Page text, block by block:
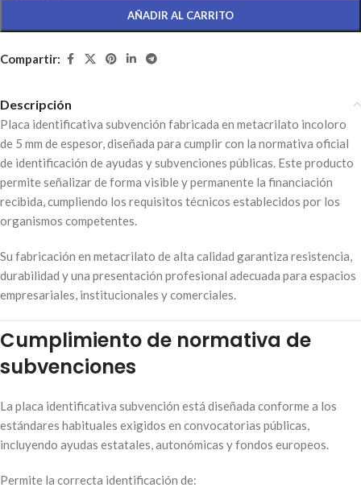
AÑADIR AL CARRITO
Compartir:
Descripción
Placa identificativa subvención fabricada en metacrilato incoloro
de 5 mm de espesor, diseñada para cumplir con la normativa oficial
de identificación de ayudas y subvenciones públicas. Este producto
permite señalizar de forma visible y permanente la financiación
recibida, cumpliendo los requisitos técnicos establecidos por los
organismos competentes.
Su fabricación en metacrilato de alta calidad garantiza resistencia,
durabilidad y una presentación profesional adecuada para espacios
empresariales, institucionales y comerciales.
Cumplimiento de normativa de
subvenciones
La placa identificativa subvención está diseñada conforme a los
estándares habituales exigidos en convocatorias públicas,
incluyendo ayudas estatales, autonómicas y fondos europeos.
Permite la correcta identificación de: